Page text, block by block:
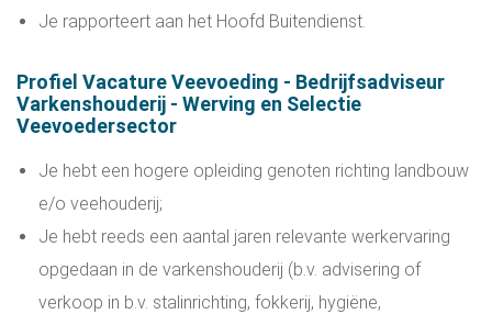
Je rapporteert aan het Hoofd Buitendienst.
Profiel Vacature Veevoeding - Bedrijfsadviseur
Varkenshouderij - Werving en Selectie
Veevoedersector
Je hebt een hogere opleiding genoten richting landbouw
e/o veehouderij;
Je hebt reeds een aantal jaren relevante werkervaring
opgedaan in de varkenshouderij (b.v. advisering of
verkoop in b.v. stalinrichting, fokkerij, hygiëne,